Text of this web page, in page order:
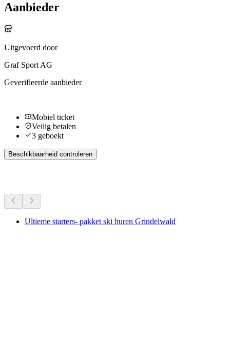
Aanbieder
Uitgevoerd door
Graf Sport AG
Geverifieerde aanbieder
Mobiel ticket
Veilig betalen
3 geboekt
Beschikbaarheid controleren
Ultieme starters- pakket ski huren Grindelwald